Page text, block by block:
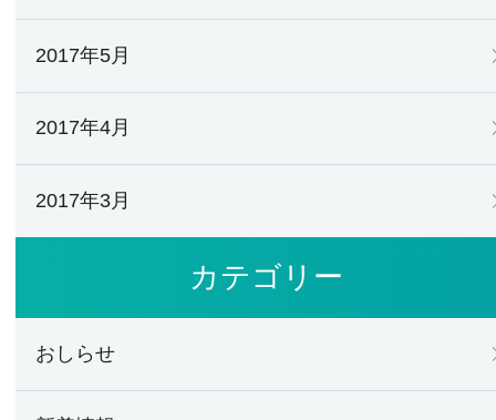
2017年5月
2017年4月
2017年3月
カテゴリー
おしらせ